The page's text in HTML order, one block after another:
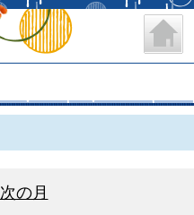
藍住町
次の月